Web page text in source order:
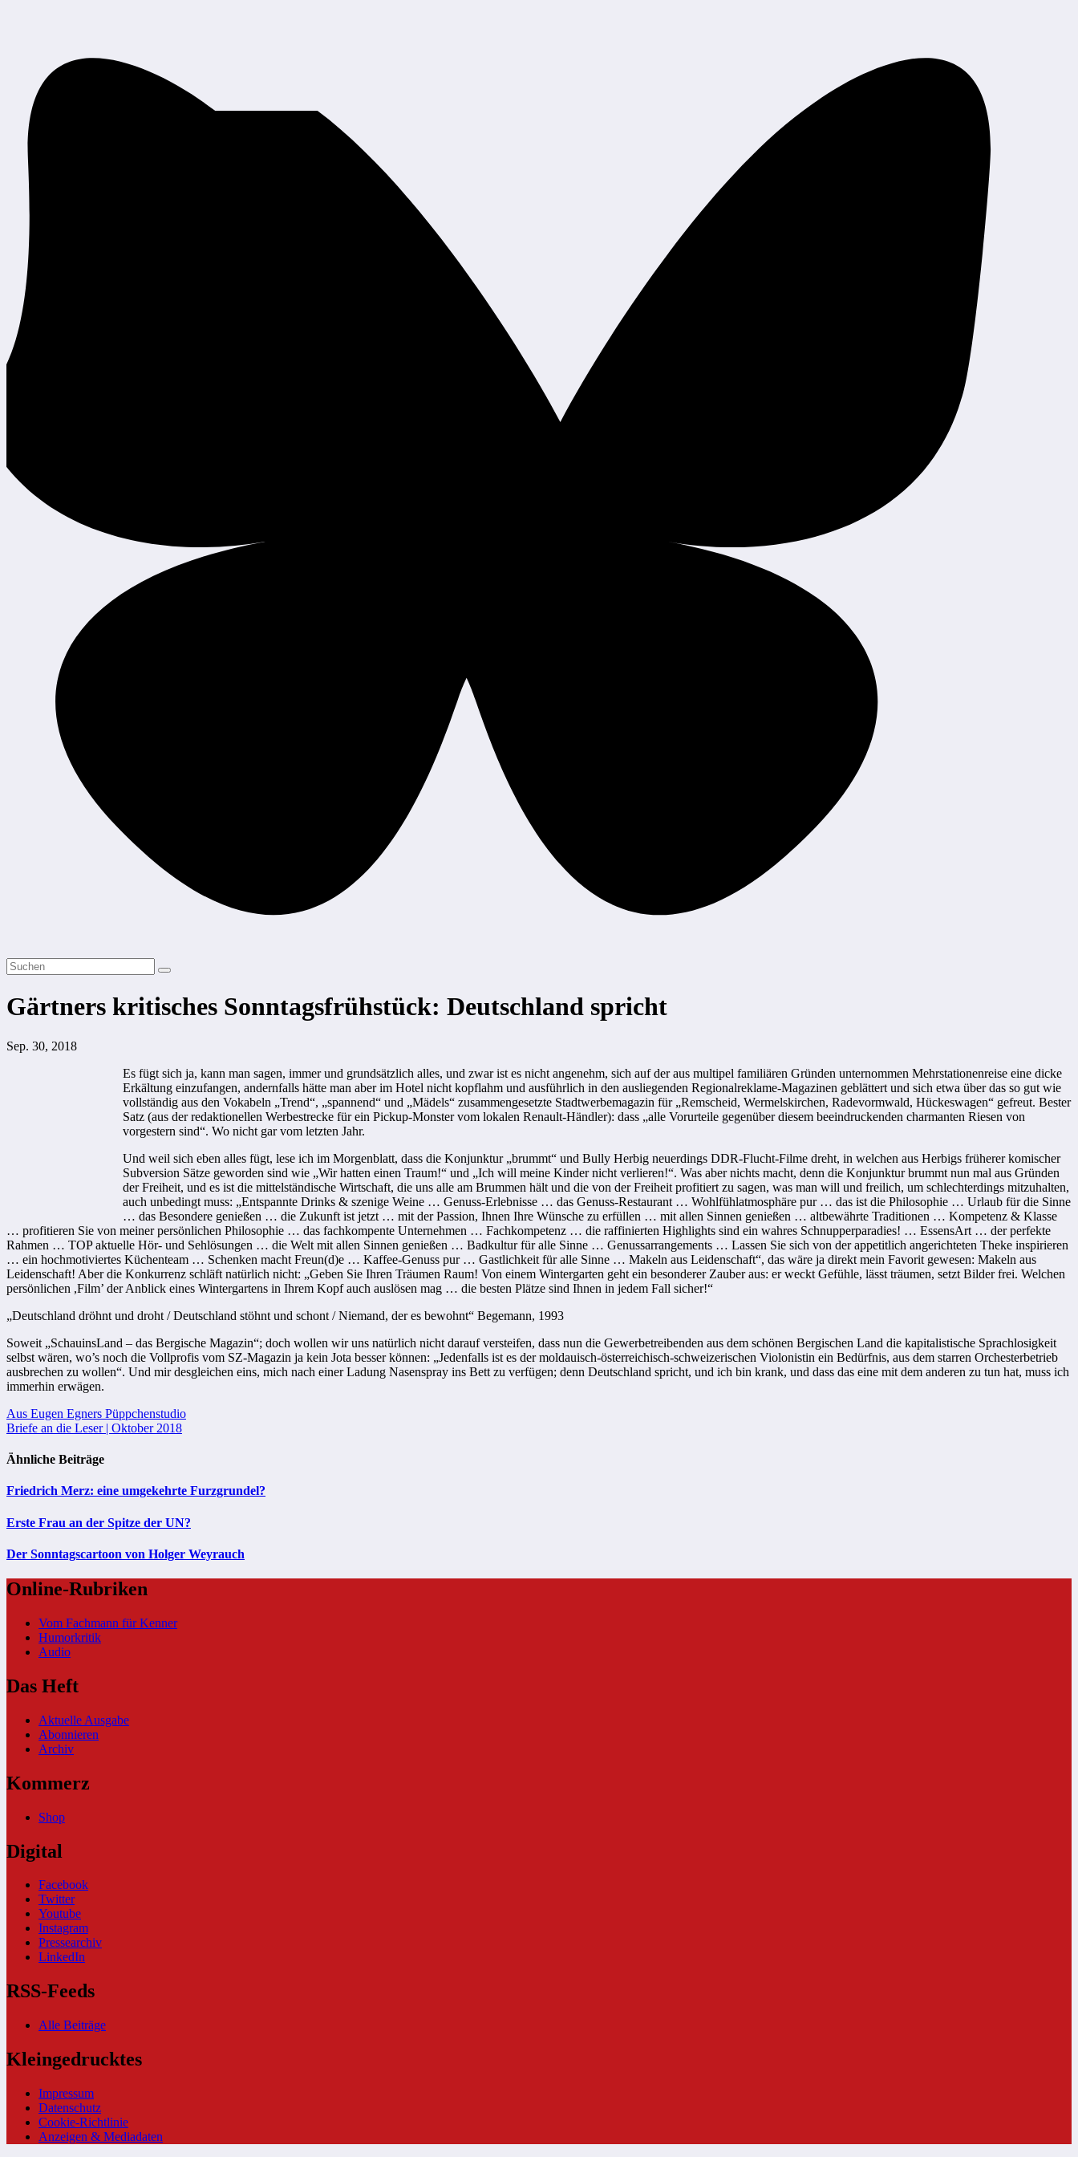
Gärtners kritisches Sonntagsfrühstück: Deutschland spricht
Sep. 30, 2018
Es fügt sich ja, kann man sagen, immer und grundsätzlich alles, und zwar ist es nicht angenehm, sich auf der aus multipel familiären Gründen unternommen Mehrstationenreise eine dicke
Erkältung einzufangen, andernfalls hätte man aber im Hotel nicht kopflahm und ausführlich in den ausliegenden Regionalreklame-Magazinen geblättert und sich etwa über das so gut wie
vollständig aus den Vokabeln „Trend“, „spannend“ und „Mädels“ zusammengesetzte Stadtwerbemagazin für „Remscheid, Wermelskirchen, Radevormwald, Hückeswagen“ gefreut. Bester
Satz (aus der redaktionellen Werbestrecke für ein Pickup-Monster vom lokalen Renault-Händler): dass „alle Vorurteile gegenüber diesem beeindruckenden charmanten Riesen von
vorgestern sind“. Wo nicht gar vom letzten Jahr.
Und weil sich eben alles fügt, lese ich im Morgenblatt, dass die Konjunktur „brummt“ und Bully Herbig neuerdings DDR-Flucht-Filme dreht, in welchen aus Herbigs früherer komischer
Subversion Sätze geworden sind wie „Wir hatten einen Traum!“ und „Ich will meine Kinder nicht verlieren!“. Was aber nichts macht, denn die Konjunktur brummt nun mal aus Gründen
der Freiheit, und es ist die mittelständische Wirtschaft, die uns alle am Brummen hält und die von der Freiheit profitiert zu sagen, was man will und freilich, um schlechterdings mitzuhalten,
auch unbedingt muss: „Entspannte Drinks & szenige Weine … Genuss-Erlebnisse … das Genuss-Restaurant … Wohlfühlatmosphäre pur … das ist die Philosophie … Urlaub für die Sinne
… das Besondere genießen … die Zukunft ist jetzt … mit der Passion, Ihnen Ihre Wünsche zu erfüllen … mit allen Sinnen genießen … altbewährte Traditionen … Kompetenz & Klasse
… profitieren Sie von meiner persönlichen Philosophie … das fachkompente Unternehmen … Fachkompetenz … die raffinierten Highlights sind ein wahres Schnupperparadies! … EssensArt … der perfekte
Rahmen … TOP aktuelle Hör- und Sehlösungen … die Welt mit allen Sinnen genießen … Badkultur für alle Sinne … Genussarrangements … Lassen Sie sich von der appetitlich angerichteten Theke inspirieren
… ein hochmotiviertes Küchenteam … Schenken macht Freun(d)e … Kaffee-Genuss pur … Gastlichkeit für alle Sinne … Makeln aus Leidenschaft“, das wäre ja direkt mein Favorit gewesen: Makeln aus
Leidenschaft! Aber die Konkurrenz schläft natürlich nicht: „Geben Sie Ihren Träumen Raum! Von einem Wintergarten geht ein besonderer Zauber aus: er weckt Gefühle, lässt träumen, setzt Bilder frei. Welchen
persönlichen ,Film’ der Anblick eines Wintergartens in Ihrem Kopf auch auslösen mag … die besten Plätze sind Ihnen in jedem Fall sicher!“
„Deutschland dröhnt und droht / Deutschland stöhnt und schont / Niemand, der es bewohnt“ Begemann, 1993
Soweit „SchauinsLand – das Bergische Magazin“; doch wollen wir uns natürlich nicht darauf versteifen, dass nun die Gewerbetreibenden aus dem schönen Bergischen Land die kapitalistische Sprachlosigkeit
selbst wären, wo’s noch die Vollprofis vom SZ-Magazin ja kein Jota besser können: „Jedenfalls ist es der moldauisch-österreichisch-schweizerischen Violonistin ein Bedürfnis, aus dem starren Orchesterbetrieb
ausbrechen zu wollen“. Und mir desgleichen eins, mich nach einer Ladung Nasenspray ins Bett zu verfügen; denn Deutschland spricht, und ich bin krank, und dass das eine mit dem anderen zu tun hat, muss ich
immerhin erwägen.
Beitragsnavigation
Aus Eugen Egners Püppchenstudio
Briefe an die Leser | Oktober 2018
Ähnliche Beiträge
Friedrich Merz: eine umgekehrte Furzgrundel?
Erste Frau an der Spitze der UN?
Der Sonntagscartoon von Holger Weyrauch
Online-Rubriken
Vom Fachmann für Kenner
Humorkritik
Audio
Das Heft
Aktuelle Ausgabe
Abonnieren
Archiv
Kommerz
Shop
Digital
Facebook
Twitter
Youtube
Instagram
Pressearchiv
LinkedIn
RSS-Feeds
Alle Beiträge
Kleingedrucktes
Impressum
Datenschutz
Cookie-Richtlinie
Anzeigen & Mediadaten